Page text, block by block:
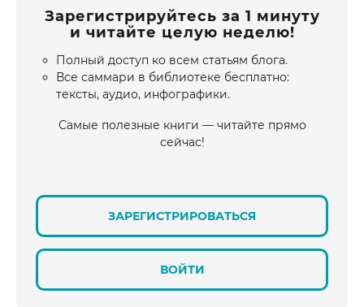
Зарегистрируйтесь за 1 минуту
и читайте целую неделю!
Полный доступ ко всем статьям блога.
Все саммари в библиотеке бесплатно:
тексты, аудио, инфографики.
Самые полезные книги — читайте прямо
сейчас!
ЗАРЕГИСТРИРОВАТЬСЯ
ВОЙТИ